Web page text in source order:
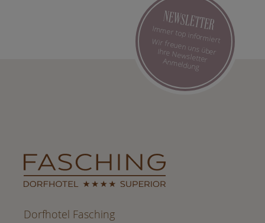
Dorfhotel Fasching
NEWSLETTER
Immer top informiert
Wir freuen uns über Ihre Newsletter Anmeldung